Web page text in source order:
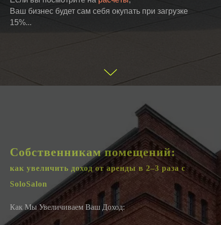
Ваш бизнес будет сам себя окупать при загрузке
15%...
Собственникам помещений:
как увеличить доход от аренды в 2–3 раза с
SoloSalon
Как Мы Увеличиваем Ваш Доход: